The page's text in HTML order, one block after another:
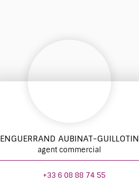
ENGUERRAND AUBINAT-GUILLOTIN
agent commercial
+33 6 08 88 74 55